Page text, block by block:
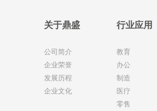
关于鼎盛
公司简介
企业荣誉
发展历程
企业文化
行业应用
教育
办公
制造
医疗
零售